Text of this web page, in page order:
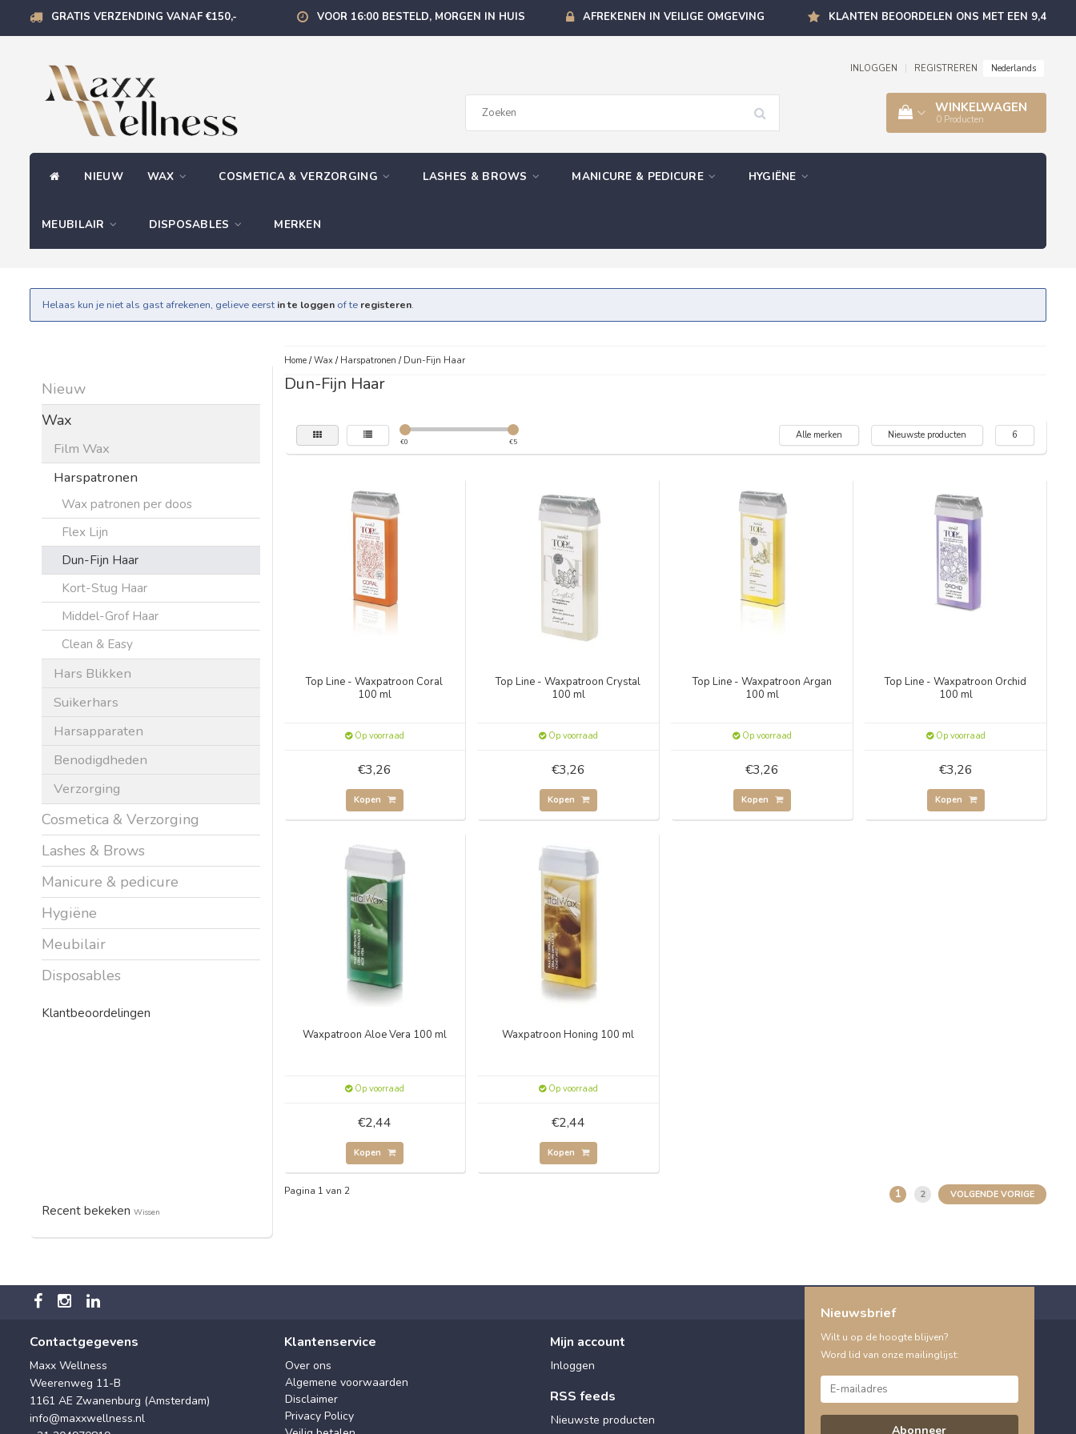
GRATIS VERZENDING VANAF €150,- VOOR 16:00 BESTELD, MORGEN IN HUIS AFREKENEN IN VEILIGE OMGEVING KLANTEN BEOORDELEN ONS MET EEN 9,4
INLOGGEN REGISTREREN Nederlands
WINKELWAGEN
0 Producten
NIEUW WAX COSMETICA & VERZORGING LASHES & BROWS MANICURE & PEDICURE HYGIËNE
MEUBILAIR DISPOSABLES MERKEN
Helaas kun je niet als gast afrekenen, gelieve eerst in te loggen of te registeren.
Nieuw
Wax
Film Wax
Harspatronen
Wax patronen per doos
Flex Lijn
Dun-Fijn Haar
Kort-Stug Haar
Middel-Grof Haar
Clean & Easy
Hars Blikken
Suikerhars
Harsapparaten
Benodigdheden
Verzorging
Cosmetica & Verzorging
Lashes & Brows
Manicure & pedicure
Hygiëne
Meubilair
Disposables
Klantbeoordelingen
Recent bekeken Wissen
Home/Wax/ Harspatronen / Dun-Fijn Haar
Dun-Fijn Haar
€0 €5
Alle merken Nieuwste producten 6
Top Line - Waxpatroon Coral
100 ml
Op voorraad
€3,26
Kopen
Top Line - Waxpatroon Crystal
100 ml
Op voorraad
€3,26
Kopen
Top Line - Waxpatroon Argan
100 ml
Op voorraad
€3,26
Kopen
Top Line - Waxpatroon Orchid
100 ml
Op voorraad
€3,26
Kopen
Waxpatroon Aloe Vera 100 ml
Op voorraad
€2,44
Kopen
Waxpatroon Honing 100 ml
Op voorraad
€2,44
Kopen
Pagina 1 van 2 1 2 VOLGENDE VORIGE
Contactgegevens
Maxx Wellness
Weerenweg 11-B
1161 AE Zwanenburg (Amsterdam)
info@maxxwellness.nl
Klantenservice
Over ons
Algemene voorwaarden
Disclaimer
Privacy Policy
Mijn account
Inloggen
RSS feeds
Nieuwste producten
Nieuwsbrief
Wilt u op de hoogte blijven?
Word lid van onze mailinglijst:
Abonneer